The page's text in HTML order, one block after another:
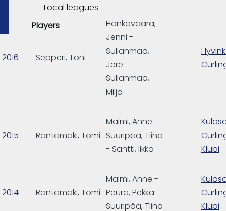
Local leagues
Players
2016 Sepperi, Toni
Honkavaara,
Jenni -
Sullanmaa,
Jere -
Sullanmaa,
Milja
2015 Rantamäki, Tomi
Malmi, Anne -
Suuripää, Tiina
- Säntti, Iikko
Klubi
2014 Rantamäki, Tomi
Malmi, Anne -
Peura, Pekka -
Suuripää, Tiina
Klubi